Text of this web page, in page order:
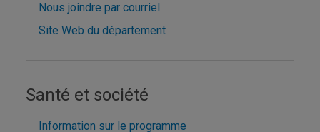
Nous joindre par courriel
Site Web du département
Santé et société
Information sur le programme